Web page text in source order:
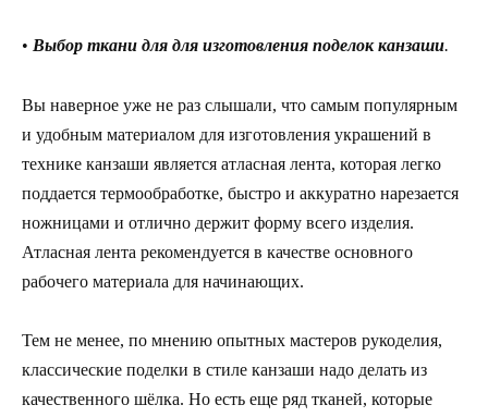
• Выбор ткани для для изготовления поделок канзаши.
Вы наверное уже не раз слышали, что самым популярным
и удобным материалом для изготовления украшений в
технике канзаши является атласная лента, которая легко
поддается термообработке, быстро и аккуратно нарезается
ножницами и отлично держит форму всего изделия.
Атласная лента рекомендуется в качестве основного
рабочего материала для начинающих.
Тем не менее, по мнению опытных мастеров рукоделия,
классические поделки в стиле канзаши надо делать из
качественного шёлка. Но есть еще ряд тканей, которые